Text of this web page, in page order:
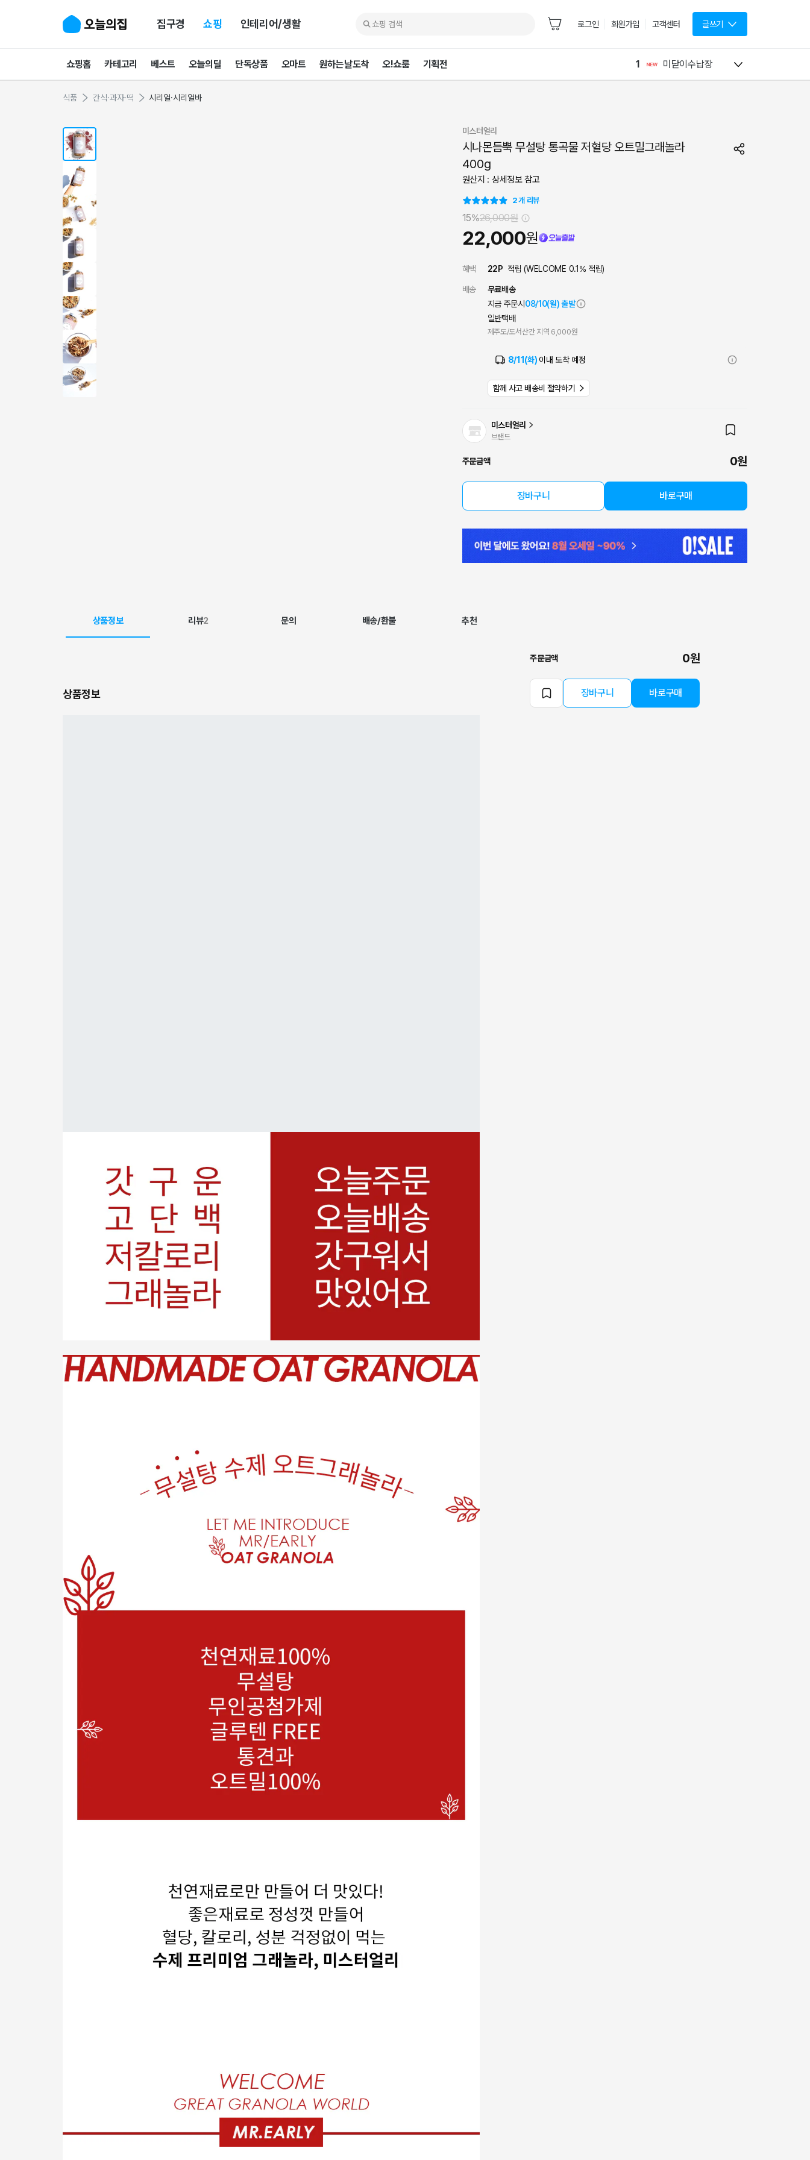
집구경 쇼핑 인테리어/생활 로그인 회원가입 고객센터 글쓰기
쇼핑홈 카테고리 베스트 오늘의딜 단독상품 오마트 원하는날도착 오!쇼룸 기획전 1 미닫이수납장
식품 간식·과자·떡 시리얼·시리얼바
미스터얼리
시나몬듬뿍 무설탕 통곡물 저혈당 오트밀그래놀라
400g
원산지 : 상세정보 참고
2개 리뷰
15%26,000원
22,000원
혜택 22P 적립 (WELCOME 0.1% 적립)
배송
무료배송
지금 주문시08/10(월) 출발
일반택배
제주도/도서산간 지역 6,000원
8/11(화) 이내 도착 예정
함께 사고 배송비 절약하기
미스터얼리
브랜드
주문금액 0원
장바구니 바로구매
상품정보 리뷰2 문의 배송/환불 추천
상품정보
주문금액 0원
장바구니 바로구매